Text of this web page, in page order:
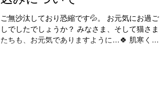
ご無沙汰しており恐縮です💦。 お元気にお過ご
しでしたでしょうか？ みなさま、そして猫さま
たちも、お元気でありますように…🍀 肌寒くな